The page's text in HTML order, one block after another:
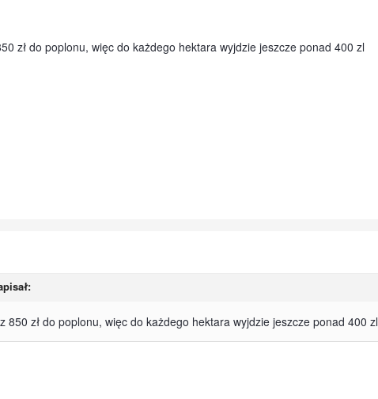
zł do poplonu, więc do każdego hektara wyjdzie jeszcze ponad 400 zl
850 zł do poplonu, więc do każdego hektara wyjdzie jeszcze ponad 400 zl